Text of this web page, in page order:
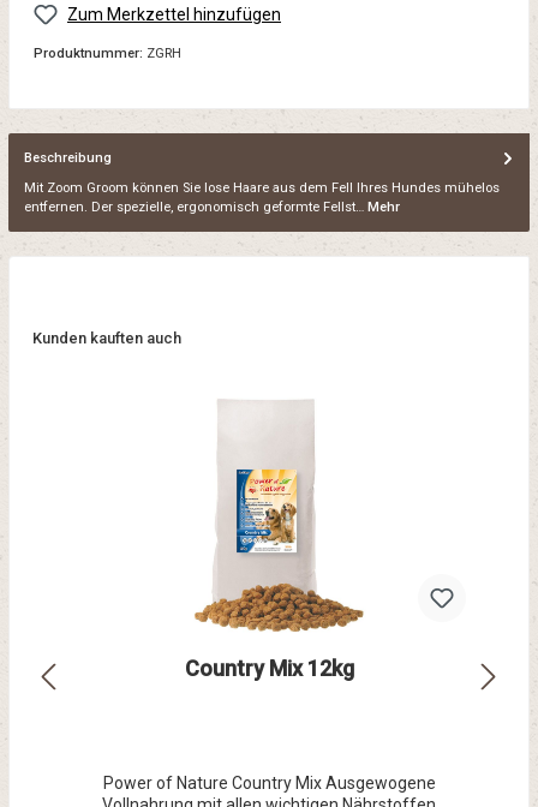
Zum Merkzettel hinzufügen
Produktnummer: ZGRH
Beschreibung
Mit Zoom Groom können Sie lose Haare aus dem Fell Ihres Hundes mühelos
entfernen. Der spezielle, ergonomisch geformte Fellst… Mehr
Kunden kauften auch
Country Mix 12kg
Power of Nature Country Mix Ausgewogene